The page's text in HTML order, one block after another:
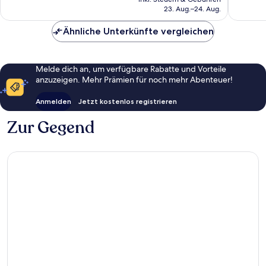
beträgt
23. Aug.–24. Aug.
Ähnliche Unterkünfte vergleichen
Melde dich an, um verfügbare Rabatte und Vorteile
anzuzeigen. Mehr Prämien für noch mehr Abenteuer!
Anmelden Jetzt kostenlos registrieren
Zur Gegend